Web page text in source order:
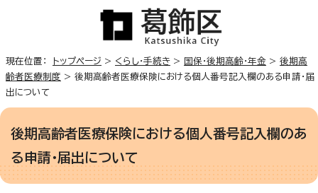
現在位置： トップページ > くらし・手続き > 国保・後期高齢・年金 > 後期高
齢者医療制度 > 後期高齢者医療保険における個人番号記入欄のある申請・届
出について
後期高齢者医療保険における個人番号記入欄のあ
る申請・届出について